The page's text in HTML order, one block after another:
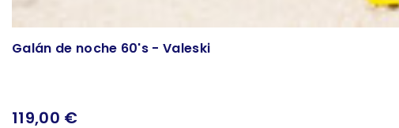
Galán de noche 60's - Valeski
119,00 €